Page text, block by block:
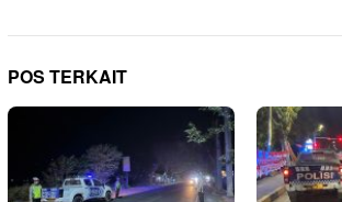
POS TERKAIT